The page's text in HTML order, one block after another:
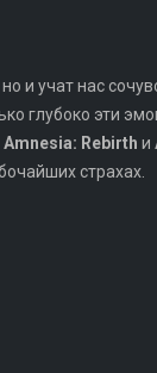
и учат нас
глубоко эти
Amnesia: Rebirth и
страхах.